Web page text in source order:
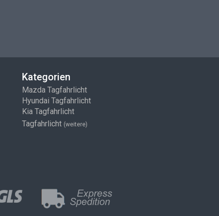
Kategorien
Mazda Tagfahrlicht
Hyundai Tagfahrlicht
Kia Tagfahrlicht
Tagfahrlicht (weitere)